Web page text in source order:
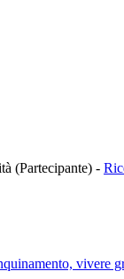
(Partecipante) -
vivere